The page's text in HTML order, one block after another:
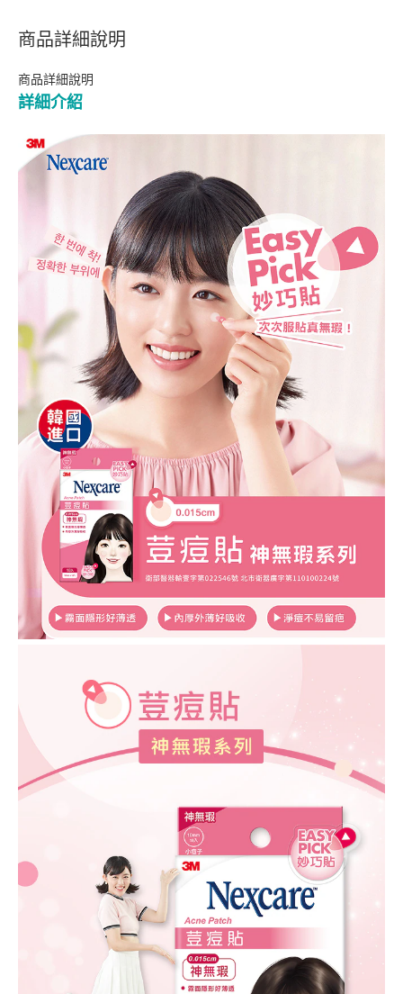
商品詳細說明
商品詳細說明
詳細介紹